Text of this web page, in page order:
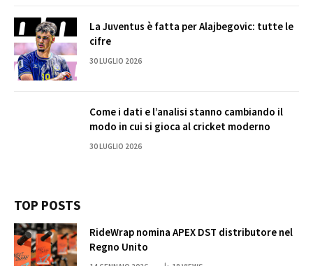
La Juventus è fatta per Alajbegovic: tutte le
cifre
30 LUGLIO 2026
Come i dati e l’analisi stanno cambiando il
modo in cui si gioca al cricket moderno
30 LUGLIO 2026
TOP POSTS
RideWrap nomina APEX DST distributore nel
Regno Unito